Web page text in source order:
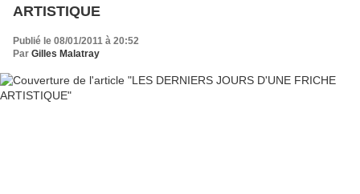
ARTISTIQUE
Publié le 08/01/2011 à 20:52
Par Gilles Malatray